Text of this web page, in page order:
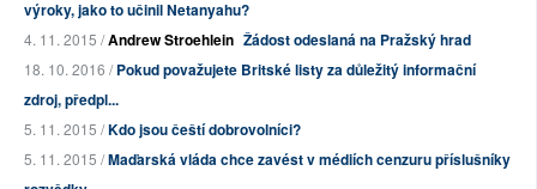
výroky, jako to učinil Netanyahu?
4. 11. 2015 /Andrew Stroehlein Žádost odeslaná na Pražský hrad
18. 10. 2016 /Pokud považujete Britské listy za důležitý informační
zdroj, předpl...
5. 11. 2015 /Kdo jsou čeští dobrovolníci?
5. 11. 2015 /Maďarská vláda chce zavést v médiích cenzuru příslušníky